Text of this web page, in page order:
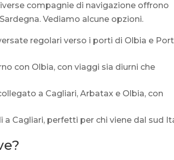
compagnie di navigazione offrono
Vediamo alcune opzioni.
regolari verso i porti di Olbia e
con Olbia, con viaggi sia diurni che
a Cagliari, Arbatax e Olbia, con
Cagliari, perfetti per chi viene dal sud